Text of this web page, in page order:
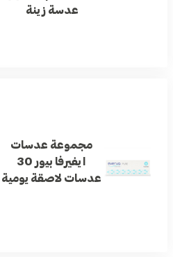
عدسة زينة
مجموعة عدسات
ايفيرفا بيور 30
عدسات لاصقة يومية